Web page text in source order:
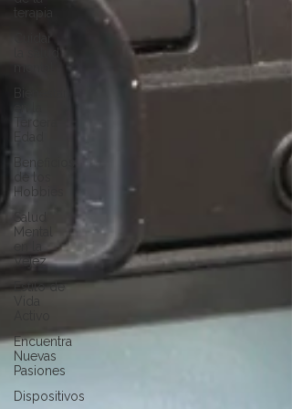
terapia
Cuidar
Hobbies
Salud
Mental
en la
Vejez
Estilo de
Vida
Encuentra
Nuevas
Pasiones
Dispositivos